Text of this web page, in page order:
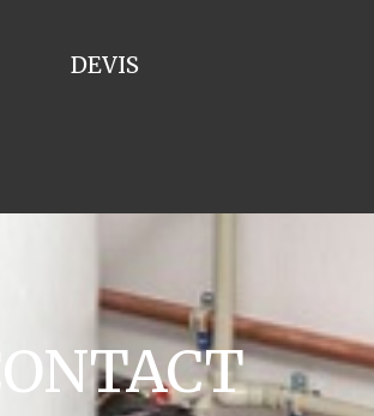
DEVIS
CONTACT